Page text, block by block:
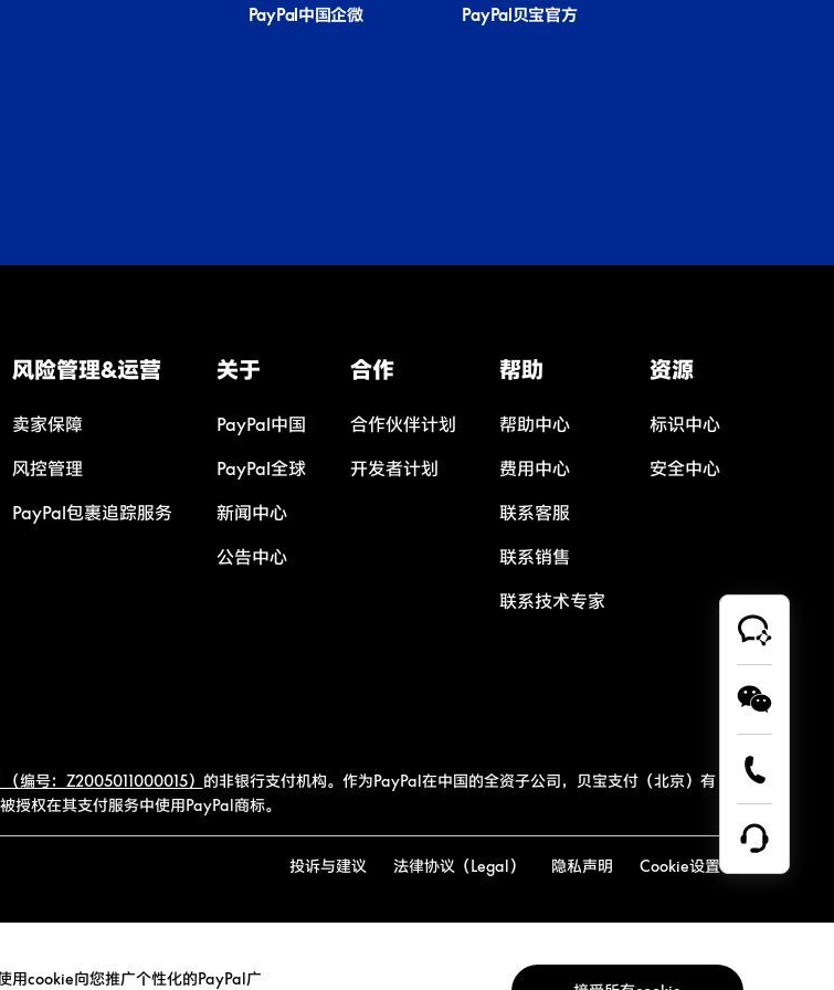
PayPal中国企微 PayPal贝宝官方
风险管理&运营
卖家保障
风控管理
PayPal包裹追踪服务
关于
PayPal中国
PayPal全球
新闻中心
公告中心
合作
合作伙伴计划
开发者计划
帮助
帮助中心
费用中心
联系客服
联系销售
联系技术专家
资源
标识中心
安全中心
编号：Z2005011000015） 的非银行支付机构。作为PayPal在中国的全资子公司，贝宝支付（北京）有
授权在其支付服务中使用PayPal商标。
投诉与建议 法律协议（Legal） 隐私声明 Cookie设置
用cookie向您推广个性化的PayPal广